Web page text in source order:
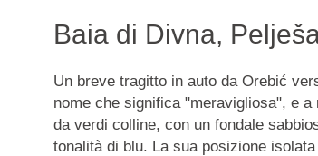
Baia di Divna,
Un breve tragitto in auto da Orebić
nome che significa "meravigliosa", e
da verdi colline, con un fondale
tonalità di blu. La sua posizione